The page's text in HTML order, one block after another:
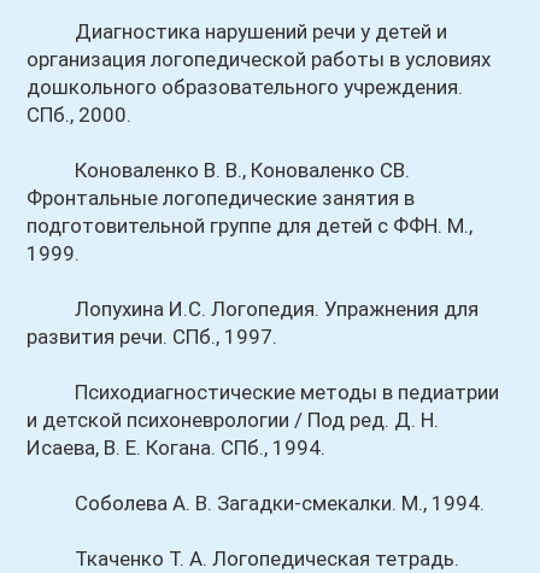
Диагностика нарушений речи у детей и
организация логопедической работы в условиях
дошкольного образовательного учреждения.
СПб., 2000.
Коноваленко В. В., Коноваленко СВ.
Фронтальные логопедические занятия в
подготовительной группе для детей с ФФН. М.,
1999.
Лопухина И.С. Логопедия. Упражнения для
развития речи. СПб., 1997.
Психодиагностические методы в педиатрии
и детской психоневрологии / Под ред. Д. Н.
Исаева, В. Е. Когана. СПб., 1994.
Соболева А. В. Загадки-смекалки. М., 1994.
Ткаченко Т. А. Логопедическая тетрадь.